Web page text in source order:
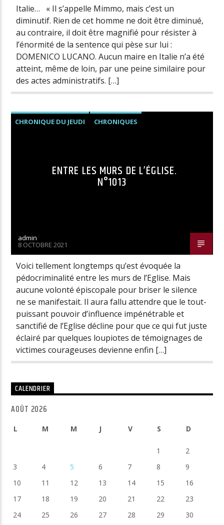
Italie… « Il s’appelle Mimmo, mais c’est un
diminutif. Rien de cet homme ne doit être diminué,
au contraire, il doit être magnifié pour résister à
l’énormité de la sentence qui pèse sur lui :
DOMENICO LUCANO. Aucun maire en Italie n’a été
atteint, même de loin, par une peine similaire pour
des actes administratifs. […]
CHRONIQUE DU JEUDI CHRONIQUES
ENTRE LES MURS DE L’ÉGLISE.
N°1013
admin
8 OCTOBRE 2021
Voici tellement longtemps qu’est évoquée la
pédocriminalité entre les murs de l’Eglise. Mais
aucune volonté épiscopale pour briser le silence
ne se manifestait. Il aura fallu attendre que le tout-
puissant pouvoir d’influence impénétrable et
sanctifié de l’Eglise décline pour que ce qui fut juste
éclairé par quelques loupiotes de témoignages de
victimes courageuses devienne enfin […]
CALENDRIER
AOÛT 2026
L M M J V S D
1
2
3
4 5 6 7 8
9
10
11 12 13 14 15
16
17
18 19 20 21 22
23
24
25 26 27 28 29
30